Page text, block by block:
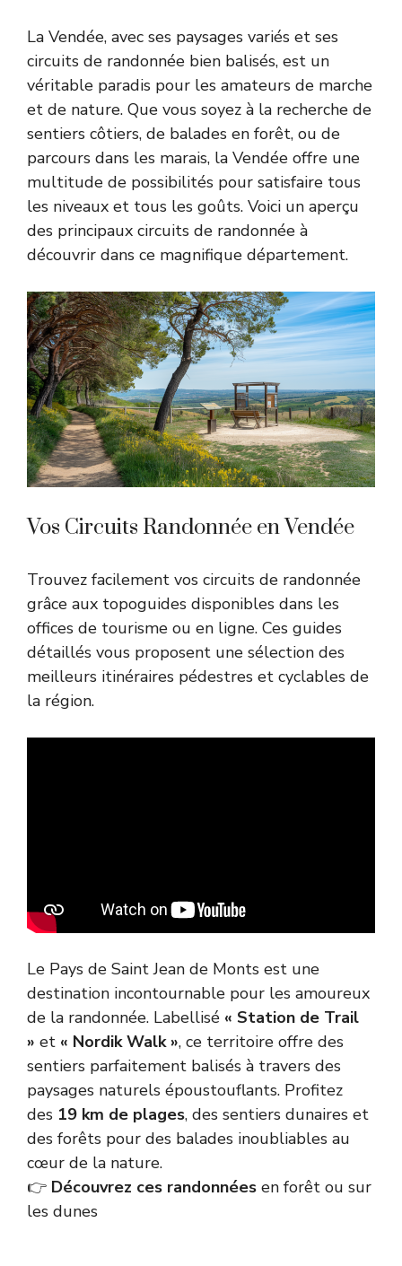
La Vendée, avec ses paysages variés et ses
circuits de randonnée bien balisés, est un
véritable paradis pour les amateurs de marche
et de nature. Que vous soyez à la recherche de
sentiers côtiers, de balades en forêt, ou de
parcours dans les marais, la Vendée offre une
multitude de possibilités pour satisfaire tous
les niveaux et tous les goûts. Voici un aperçu
des principaux circuits de randonnée à
découvrir dans ce magnifique département.
Vos Circuits Randonnée en Vendée
Trouvez facilement vos circuits de randonnée
grâce aux topoguides disponibles dans les
offices de tourisme ou en ligne. Ces guides
détaillés vous proposent une sélection des
meilleurs itinéraires pédestres et cyclables de
la région.
Le Pays de Saint Jean de Monts est une
destination incontournable pour les amoureux
de la randonnée. Labellisé « Station de Trail
» et « Nordik Walk », ce territoire offre des
sentiers parfaitement balisés à travers des
paysages naturels époustouflants. Profitez
des 19 km de plages, des sentiers dunaires et
des forêts pour des balades inoubliables au
cœur de la nature.
👉 Découvrez ces randonnées en forêt ou sur
les dunes